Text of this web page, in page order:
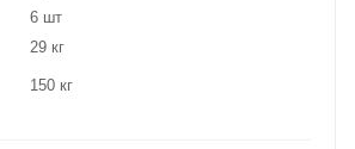
6 шт
29 кг
150 кг